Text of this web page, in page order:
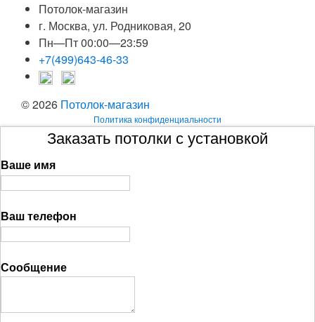
Потолок-магазин
г. Москва, ул. Родниковая, 20
Пн—Пт 00:00—23:59
+7(499)643-46-33
© 2026 Потолок-магазин
Политика конфиденциальности
Заказать потолки с установкой
Ваше имя
Ваш телефон
Сообщение